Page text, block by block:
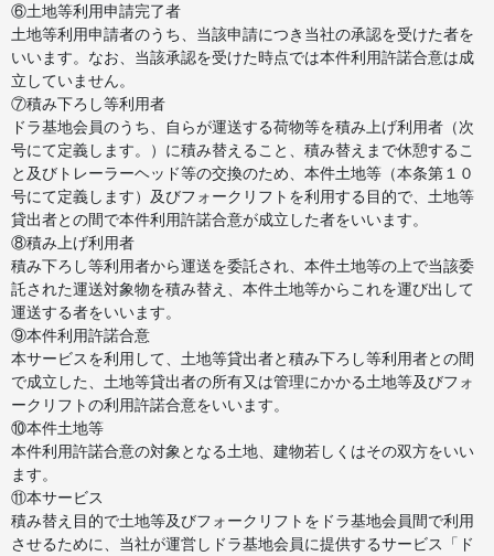
⑥土地等利用申請完了者
土地等利用申請者のうち、当該申請につき当社の承認を受けた者を
いいます。なお、当該承認を受けた時点では本件利用許諾合意は成
立していません。
⑦積み下ろし等利用者
ドラ基地会員のうち、自らが運送する荷物等を積み上げ利用者（次
号にて定義します。）に積み替えること、積み替えまで休憩するこ
と及びトレーラーヘッド等の交換のため、本件土地等（本条第１０
号にて定義します）及びフォークリフトを利用する目的で、土地等
貸出者との間で本件利用許諾合意が成立した者をいいます。
⑧積み上げ利用者
積み下ろし等利用者から運送を委託され、本件土地等の上で当該委
託された運送対象物を積み替え、本件土地等からこれを運び出して
運送する者をいいます。
⑨本件利用許諾合意
本サービスを利用して、土地等貸出者と積み下ろし等利用者との間
で成立した、土地等貸出者の所有又は管理にかかる土地等及びフォ
ークリフトの利用許諾合意をいいます。
⑩本件土地等
本件利用許諾合意の対象となる土地、建物若しくはその双方をいい
ます。
⑪本サービス
積み替え目的で土地等及びフォークリフトをドラ基地会員間で利用
させるために、当社が運営しドラ基地会員に提供するサービス「ド